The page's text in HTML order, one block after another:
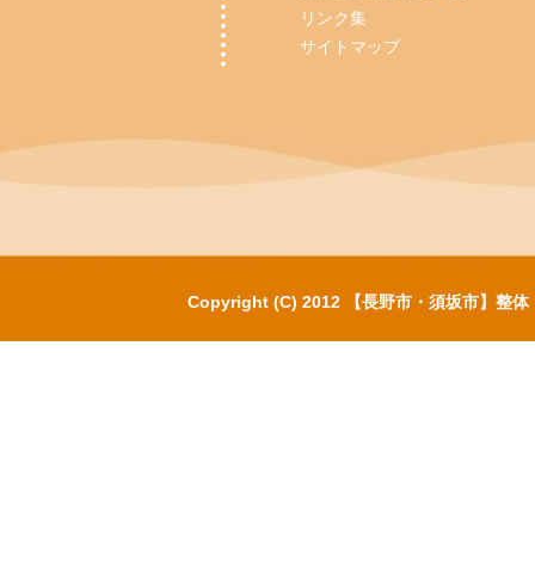
リンク集
サイトマップ
Copyright (C) 2012 【長野市・須坂市】整